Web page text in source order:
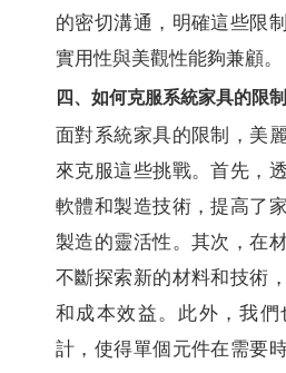
的密切溝通，明確這些限
實用性與美觀性能夠兼顧。
四、如何克服系統家具的限制
面對系統家具的限制，美
來克服這些挑戰。首先，
軟體和製造技術，提高了
製造的靈活性。其次，在
不斷探索新的材料和技術
和成本效益。此外，我
計，使得單個元件在需要